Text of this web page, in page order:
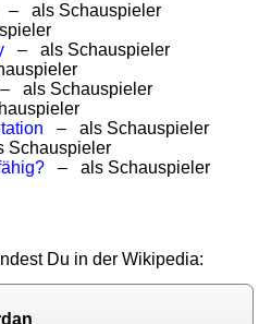
– als Schauspieler
– als Schauspieler
als Schauspieler
– als Schauspieler
– als Schauspieler
Du in der Wikipedia: